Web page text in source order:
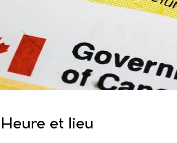
Heure et lieu